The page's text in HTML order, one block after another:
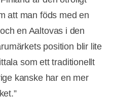
att man föds med en
en Aaltovas i den
position blir lite
som ett traditionellt
kanske har en mer